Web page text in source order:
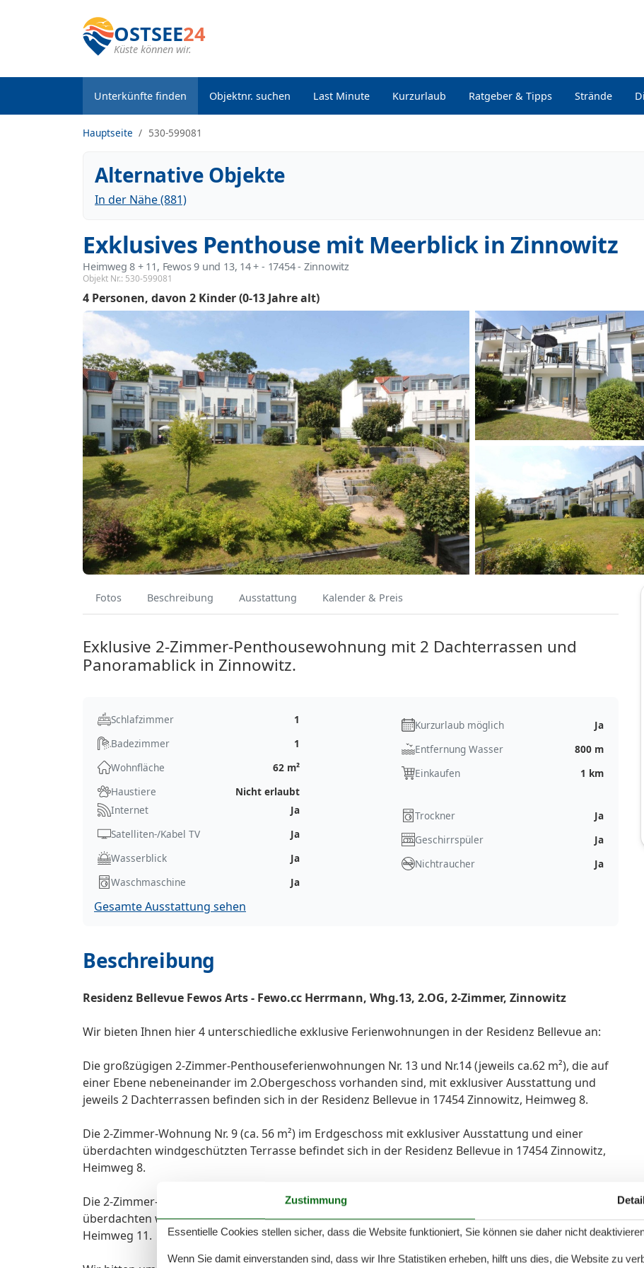
OSTSEE24
Küste können wir.
Unterkünfte finden Objektnr. suchen Last Minute Kurzurlaub Ratgeber & Tipps Strände
Hauptseite 530-599081
Alternative Objekte
In der Nähe (881)
Exklusives Penthouse mit Meerblick in Zinnowitz
Heimweg 8 + 11, Fewos 9 und 13, 14 + - 17454 - Zinnowitz
Objekt Nr.: 530-599081
4 Personen davon 2 Kinder (0-13 Jahre alt)
Fotos Beschreibung Ausstattung Kalender & Preis
Exklusive 2-Zimmer-Penthousewohnung mit 2 Dachterrassen und
Panoramablick in Zinnowitz.
Schlafzimmer
1
Badezimmer
1
Wohnfläche
62 m²
Haustiere
Nicht erlaubt
Kurzurlaub möglich
Ja
Entfernung Wasser
800 m
Einkaufen
1 km
Internet
Ja
Satelliten-/Kabel TV
Ja
Wasserblick
Ja
Waschmaschine
Ja
Trockner
Ja
Geschirrspüler
Ja
Nichtraucher
Ja
Gesamte Ausstattung sehen
Beschreibung
Residenz Bellevue Fewos Arts - Fewo.cc Herrmann, Whg.13, 2.OG, 2-Zimmer, Zinnowitz
Wir bieten Ihnen hier 4 unterschiedliche exklusive Ferienwohnungen in der Residenz Bellevue an:
Die großzügigen 2-Zimmer-Penthouseferienwohnungen Nr. 13 und Nr.14 (jeweils ca.62 m²), die auf
einer Ebene nebeneinander im 2.Obergeschoss vorhanden sind, mit exklusiver Ausstattung und
jeweils 2 Dachterrassen befinden sich in der Residenz Bellevue in 17454 Zinnowitz, Heimweg 8.
Die 2-Zimmer-Wohnung Nr. 9 (ca. 56 m²) im Erdgeschoss mit exklusiver Ausstattung und einer
überdachten windgeschützten Terrasse befindet sich in der Residenz Bellevue in 17454 Zinnowitz,
Heimweg 8.
Die 2-Zimmer-Wohnung Nr. 34 (ca. 55 m²) im 1. Obergeschoss mit exklusiver Ausstattung und einem
überdachten windgeschützten Balkon befindet sich in der Residenz Bellevue in 17454 Zinnowitz,
Heimweg 11.
Zustimmung
Essentielle Cookies stellen sicher, dass die Website funktioniert, Sie können sie daher nicht
Wenn Sie damit einverstanden sind, dass wir Ihre Statistiken erheben, hilft uns dies, die Website zu